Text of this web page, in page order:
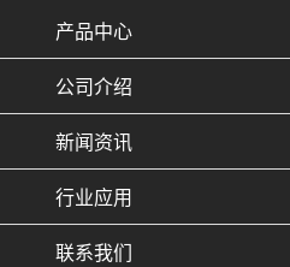
产品中心
公司介绍
新闻资讯
行业应用
联系我们